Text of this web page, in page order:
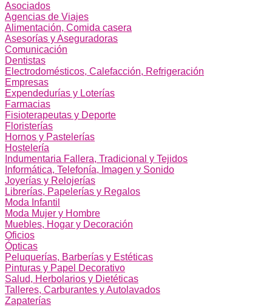
Asociados
Agencias de Viajes
Alimentación, Comida casera
Asesorías y Aseguradoras
Comunicación
Dentistas
Electrodomésticos, Calefacción, Refrigeración
Empresas
Expendedurías y Loterías
Farmacias
Fisioterapeutas y Deporte
Floristerías
Hornos y Pastelerías
Hostelería
Indumentaria Fallera, Tradicional y Tejidos
Informática, Telefonía, Imagen y Sonido
Joyerías y Relojerías
Librerías, Papelerías y Regalos
Moda Infantil
Moda Mujer y Hombre
Muebles, Hogar y Decoración
Oficios
Ópticas
Peluquerías, Barberías y Estéticas
Pinturas y Papel Decorativo
Salud, Herbolarios y Dietéticas
Talleres, Carburantes y Autolavados
Zapaterías